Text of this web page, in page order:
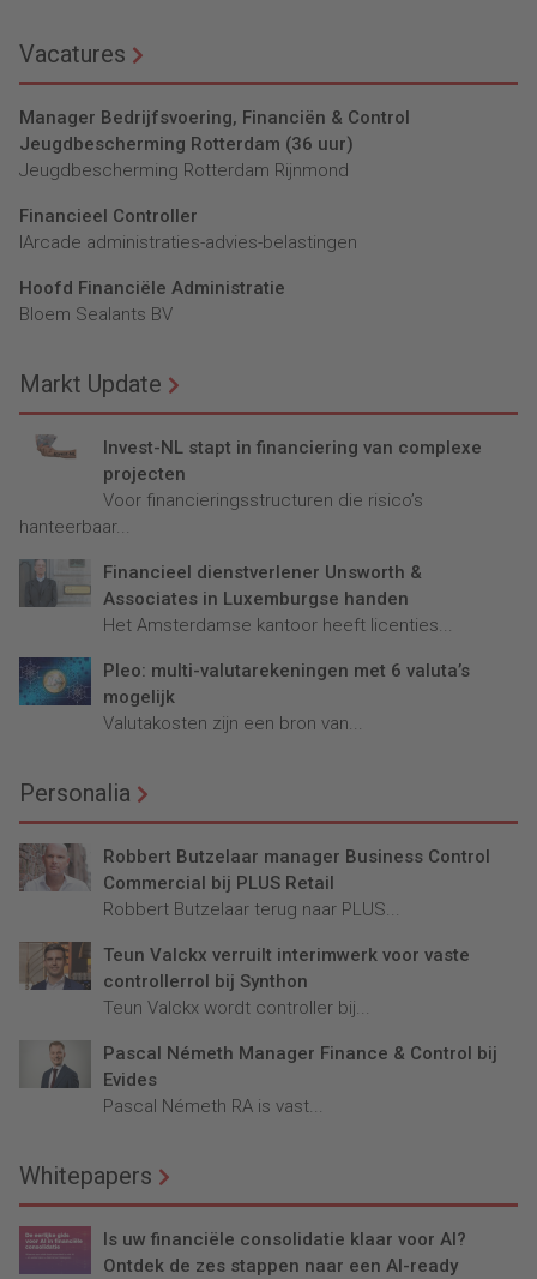
Vacatures
Manager Bedrijfsvoering, Financiën & Control
Jeugdbescherming Rotterdam (36 uur)
Jeugdbescherming Rotterdam Rijnmond
Financieel Controller
lArcade administraties-advies-belastingen
Hoofd Financiële Administratie
Bloem Sealants BV
Markt Update
Invest-NL stapt in financiering van complexe
projecten
Voor financieringsstructuren die risico’s
hanteerbaar...
Financieel dienstverlener Unsworth &
Associates in Luxemburgse handen
Het Amsterdamse kantoor heeft licenties...
Pleo: multi-valutarekeningen met 6 valuta’s
mogelijk
Valutakosten zijn een bron van...
Personalia
Robbert Butzelaar manager Business Control
Commercial bij PLUS Retail
Robbert Butzelaar terug naar PLUS...
Teun Valckx verruilt interimwerk voor vaste
controllerrol bij Synthon
Teun Valckx wordt controller bij...
Pascal Németh Manager Finance & Control bij
Evides
Pascal Németh RA is vast...
Whitepapers
Is uw financiële consolidatie klaar voor AI?
Ontdek de zes stappen naar een AI-ready